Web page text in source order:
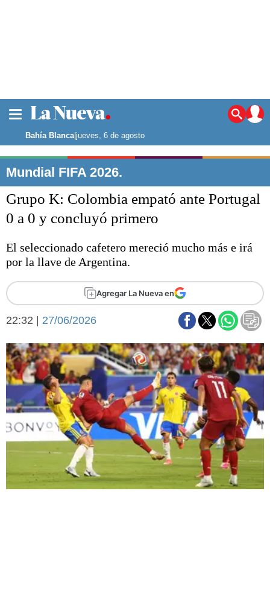
Noticias
La ciudad
Punta Alta
El país
El mundo
Seguridad
Deportes
Escenario Olímpico
Liga del Sur
Fútbol
Cines
Economía y campo
Economía y finanzas
Con el campo
Espacio empresas
Sociedad y tiempo
libre
Sociedad
Tecnología
Turismo
Salud
Es viral
El tiempo
Bahía Blanca|jueves, 6 de agosto
Mundial FIFA 2026.
Grupo K: Colombia empató ante Portugal
0 a 0 y concluyó primero
El seleccionado cafetero mereció mucho más e irá
por la llave de Argentina.
Agregar La Nueva en
22:32 | 27/06/2026